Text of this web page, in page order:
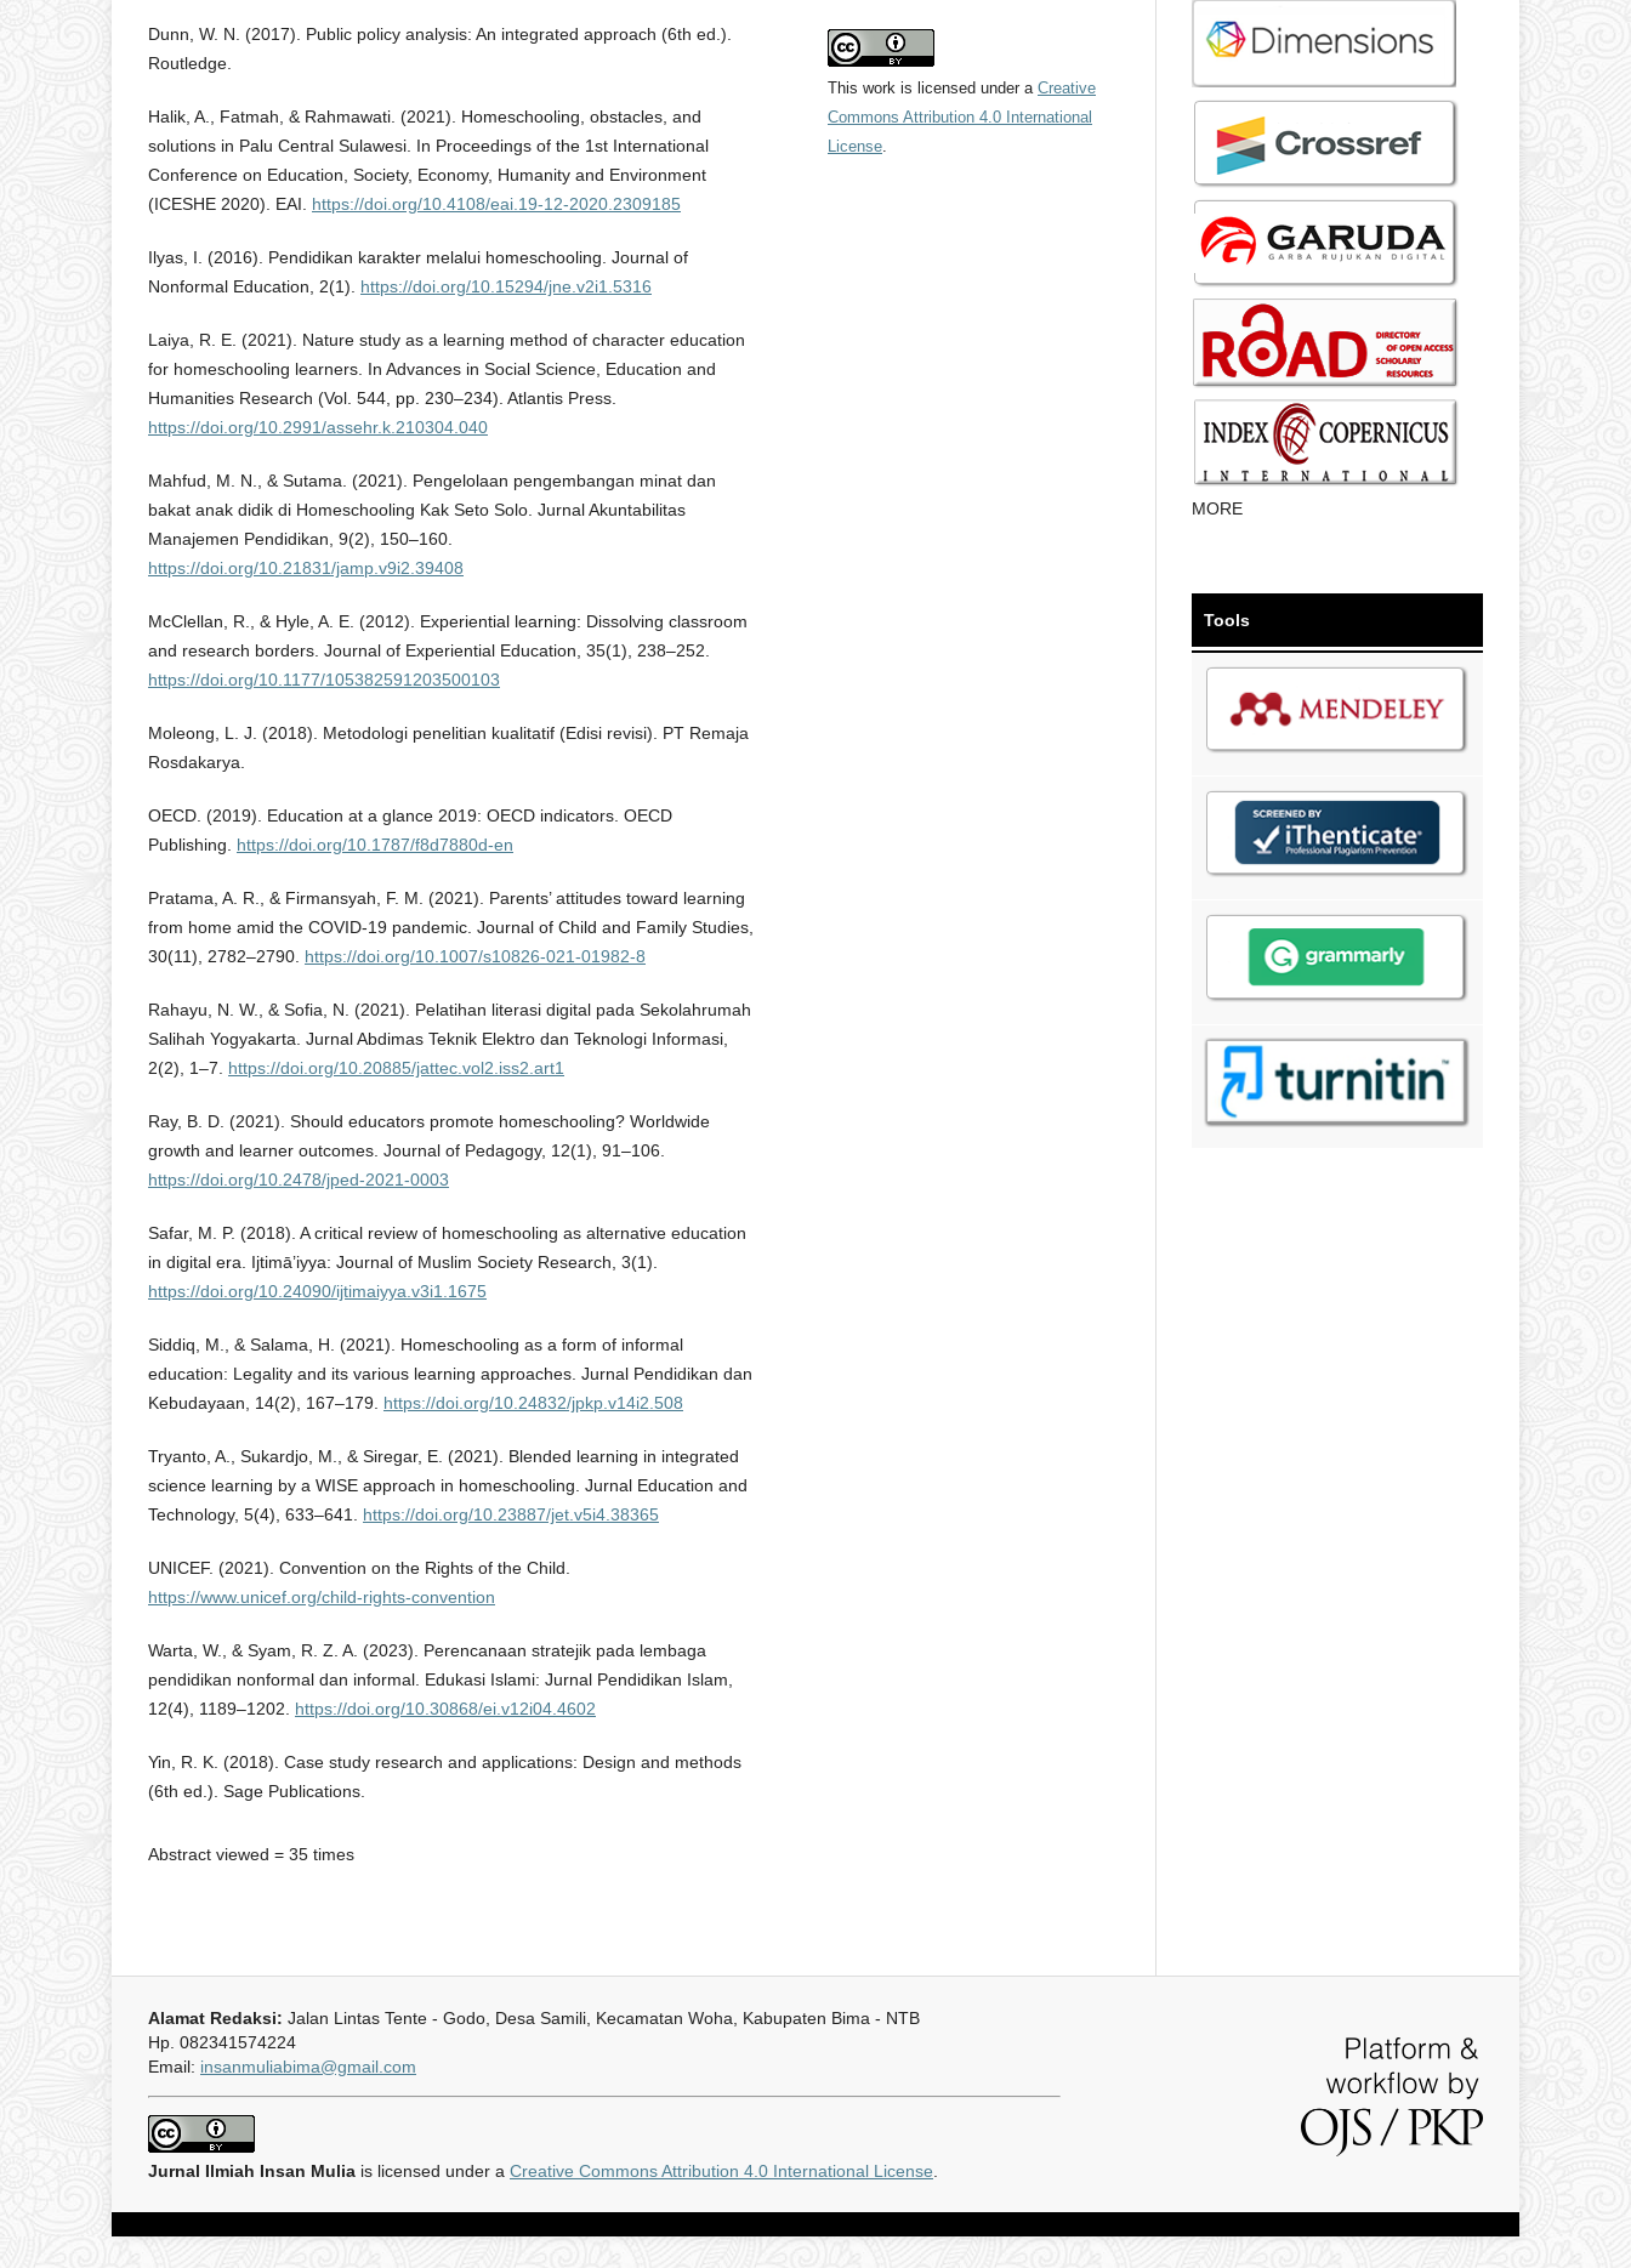
Dunn, W. N. (2017). Public policy analysis: An integrated approach (6th ed.).
Routledge.
Halik, A., Fatmah, & Rahmawati. (2021). Homeschooling, obstacles, and
solutions in Palu Central Sulawesi. In Proceedings of the 1st International
Conference on Education, Society, Economy, Humanity and Environment
(ICESHE 2020). EAI. https://doi.org/10.4108/eai.19-12-2020.2309185
Ilyas, I. (2016). Pendidikan karakter melalui homeschooling. Journal of
Nonformal Education, 2(1). https://doi.org/10.15294/jne.v2i1.5316
Laiya, R. E. (2021). Nature study as a learning method of character education
for homeschooling learners. In Advances in Social Science, Education and
Humanities Research (Vol. 544, pp. 230–234). Atlantis Press.
https://doi.org/10.2991/assehr.k.210304.040
Mahfud, M. N., & Sutama. (2021). Pengelolaan pengembangan minat dan
bakat anak didik di Homeschooling Kak Seto Solo. Jurnal Akuntabilitas
Manajemen Pendidikan, 9(2), 150–160.
https://doi.org/10.21831/jamp.v9i2.39408
McClellan, R., & Hyle, A. E. (2012). Experiential learning: Dissolving classroom
and research borders. Journal of Experiential Education, 35(1), 238–252.
https://doi.org/10.1177/105382591203500103
Moleong, L. J. (2018). Metodologi penelitian kualitatif (Edisi revisi). PT Remaja
Rosdakarya.
OECD. (2019). Education at a glance 2019: OECD indicators. OECD
Publishing. https://doi.org/10.1787/f8d7880d-en
Pratama, A. R., & Firmansyah, F. M. (2021). Parents’ attitudes toward learning
from home amid the COVID-19 pandemic. Journal of Child and Family Studies,
30(11), 2782–2790. https://doi.org/10.1007/s10826-021-01982-8
Rahayu, N. W., & Sofia, N. (2021). Pelatihan literasi digital pada Sekolahrumah
Salihah Yogyakarta. Jurnal Abdimas Teknik Elektro dan Teknologi Informasi,
2(2), 1–7. https://doi.org/10.20885/jattec.vol2.iss2.art1
Ray, B. D. (2021). Should educators promote homeschooling? Worldwide
growth and learner outcomes. Journal of Pedagogy, 12(1), 91–106.
https://doi.org/10.2478/jped-2021-0003
Safar, M. P. (2018). A critical review of homeschooling as alternative education
in digital era. Ijtimā’iyya: Journal of Muslim Society Research, 3(1).
https://doi.org/10.24090/ijtimaiyya.v3i1.1675
Siddiq, M., & Salama, H. (2021). Homeschooling as a form of informal
education: Legality and its various learning approaches. Jurnal Pendidikan dan
Kebudayaan, 14(2), 167–179. https://doi.org/10.24832/jpkp.v14i2.508
Tryanto, A., Sukardjo, M., & Siregar, E. (2021). Blended learning in integrated
science learning by a WISE approach in homeschooling. Jurnal Education and
Technology, 5(4), 633–641. https://doi.org/10.23887/jet.v5i4.38365
UNICEF. (2021). Convention on the Rights of the Child.
https://www.unicef.org/child-rights-convention
Warta, W., & Syam, R. Z. A. (2023). Perencanaan stratejik pada lembaga
pendidikan nonformal dan informal. Edukasi Islami: Jurnal Pendidikan Islam,
12(4), 1189–1202. https://doi.org/10.30868/ei.v12i04.4602
Yin, R. K. (2018). Case study research and applications: Design and methods
(6th ed.). Sage Publications.
This work is licensed under a Creative
Commons Attribution 4.0 International
License
Abstract viewed = 35 times
MORE
Tools
Alamat Redaksi: Jalan Lintas Tente - Godo, Desa Samili, Kecamatan Woha, Kabupaten Bima - NTB
Hp. 082341574224
Email: insanmuliabima@gmail.com
Jurnal Ilmiah Insan Mulia is licensed under a Creative Commons Attribution 4.0 International License.